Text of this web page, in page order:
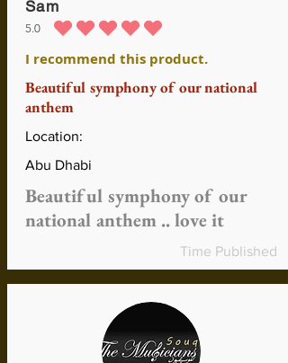
Sam
5.0
la calificación promedio es 5 de 5
I recommend this product.
Beautiful symphony of our national
anthem
Location:
Abu Dhabi
Beautiful symphony of our
national anthem .. love it
Time Published